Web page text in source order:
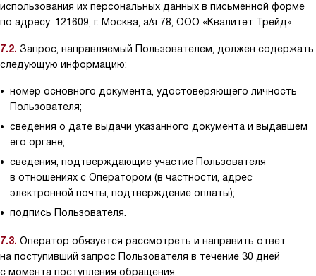
использования их персональных данных в письменной форме
по адресу: 121609, г. Москва, а/я 78, ООО «Квалитет Трейд».
7.2. Запрос, направляемый Пользователем, должен содержать
следующую информацию:
номер основного документа, удостоверяющего личность
Пользователя;
сведения о дате выдачи указанного документа и выдавшем
его органе;
сведения, подтверждающие участие Пользователя
в отношениях с Оператором (в частности, адрес
электронной почты, подтверждение оплаты);
подпись Пользователя.
7.3. Оператор обязуется рассмотреть и направить ответ
на поступивший запрос Пользователя в течение 30 дней
с момента поступления обращения.